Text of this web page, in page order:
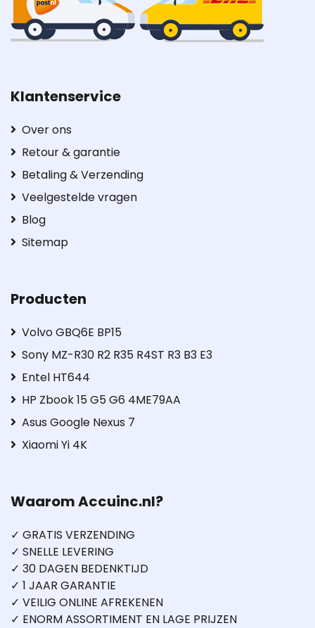
Klantenservice
Over ons
Retour & garantie
Betaling & Verzending
Veelgestelde vragen
Blog
Sitemap
Producten
Volvo GBQ6E BP15
Sony MZ-R30 R2 R35 R4ST R3 B3 E3
Entel HT644
HP Zbook 15 G5 G6 4ME79AA
Asus Google Nexus 7
Xiaomi Yi 4K
Waarom Accuinc.nl?
✓ GRATIS VERZENDING
✓ SNELLE LEVERING
✓ 30 DAGEN BEDENKTIJD
✓ 1 JAAR GARANTIE
✓ VEILIG ONLINE AFREKENEN
✓ ENORM ASSORTIMENT EN LAGE PRIJZEN